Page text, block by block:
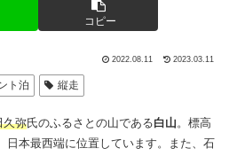
コピー
2022.08.11 2023.03.11
ト泊 縦走
久弥氏のふるさとの山である白山。標高
日本最西端に位置しています。また、石